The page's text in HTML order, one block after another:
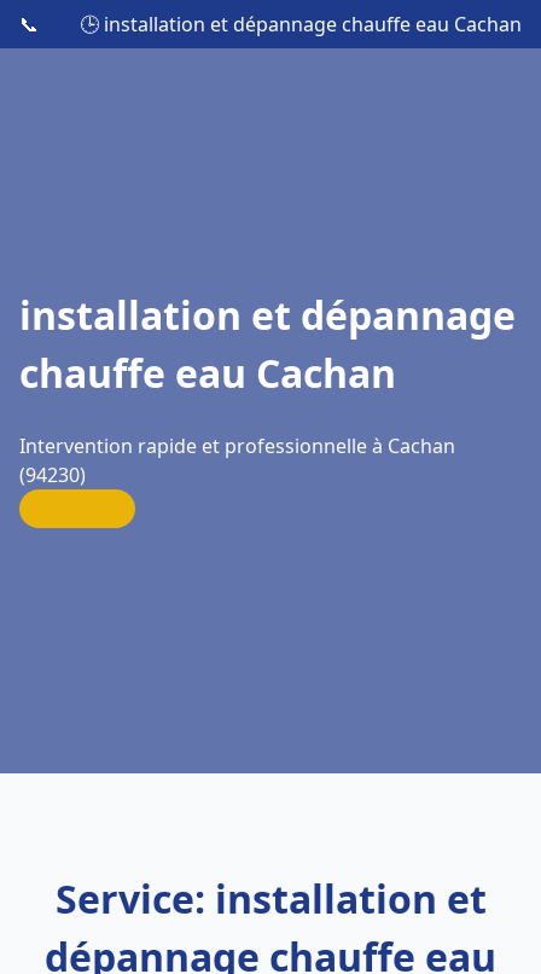
📞 🕒 installation et dépannage chauffe eau Cachan
installation et dépannage
chauffe eau Cachan
Intervention rapide et professionnelle à Cachan
(94230)
Service: installation et
dépannage chauffe eau